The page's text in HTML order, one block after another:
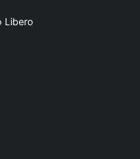
Libero